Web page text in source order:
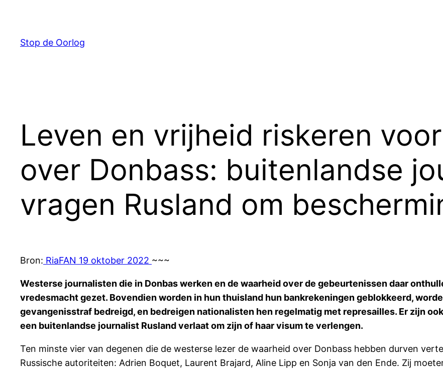
Stop de Oorlog
Leven en vrijheid riskeren
over Donbass: buitenlandse
vragen Rusland om
Bron: RiaFAN 19 oktober 2022 ~~~
Westerse journalisten die in Donbas werken en de waarheid over de gebeurtenissen daar
vredesmacht gezet. Bovendien worden in hun thuisland hun bankrekeningen geblokkeerd,
gevangenisstraf bedreigd, en bedreigen nationalisten hen regelmatig met represailles. Er zijn
een buitenlandse journalist Rusland verlaat om zijn of haar visum te verlengen.
Ten minste vier van degenen die de westerse lezer de waarheid over Donbass hebben durven
Russische autoriteiten: Adrien Boquet, Laurent Brajard, Aline Lipp en Sonja van den Ende. Zij